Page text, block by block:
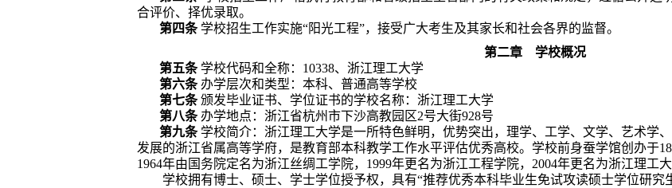
合评价、择优录取。
第四条 学校招生工作实施“阳光工程”，接受广大考生及其家长和社会各界的监督。
第二章
学校概况
第五条 学校代码和全称： 10338、浙江理工大学
第六条 办学层次和类型：本科、普通高等学校
第七条 颁发毕业证书、学位证书的学校名称：浙江理工大学
第八条 办学地点：浙江省杭州市下沙高教园区2号大街928号
第九条 学校简介： 浙江理工大学是一所特色鲜明，优势突出，理学、工学、文学、艺术学
发展的浙江省属高等学府，是教育部本科教学工作水平评估优秀高校。学校前身蚕学馆创办于
1964年由国务院定名为浙江丝绸工学院， 1999年更名为浙江工程学院， 2004年更名为浙江理工大
学校拥有博士、硕士、学士学位授予权，具有“推荐优秀本科毕业生免试攻读硕士学位研